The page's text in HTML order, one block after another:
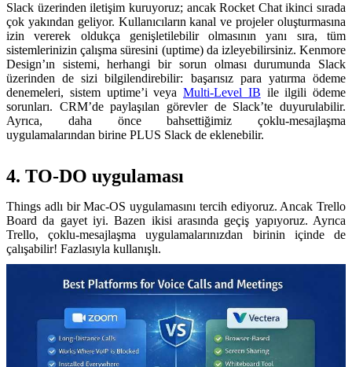
Slack üzerinden iletişim kuruyoruz; ancak Rocket Chat ikinci sırada
çok yakından geliyor. Kullanıcıların kanal ve projeler oluşturmasına
izin vererek oldukça genişletilebilir olmasının yanı sıra, tüm
sistemlerinizin çalışma süresini (uptime) da izleyebilirsiniz. Kenmore
Design’ın sistemi, herhangi bir sorun olması durumunda Slack
üzerinden de sizi bilgilendirebilir: başarısız para yatırma ödeme
denemeleri, sistem uptime’i veya Multi-Level IB ile ilgili ödeme
sorunları. CRM’de paylaşılan görevler de Slack’te duyurulabilir.
Ayrıca, daha önce bahsettiğimiz çoklu-mesajlaşma
uygulamalarından birine PLUS Slack de eklenebilir.
4. TO-DO uygulaması
Things adlı bir Mac-OS uygulamasını tercih ediyoruz. Ancak Trello
Board da gayet iyi. Bazen ikisi arasında geçiş yapıyoruz. Ayrıca
Trello, çoklu-mesajlaşma uygulamalarınızdan birinin içinde de
çalışabilir! Fazlasıyla kullanışlı.